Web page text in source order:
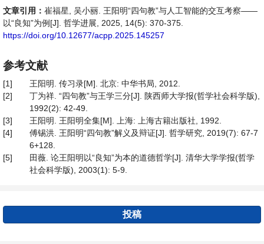
文章引用： 崔福星, 吴小丽. 王阳明“四句教”与人工智能的交互考察——
以“良知”为例[J]. 哲学进展, 2025, 14(5): 370-375.
https://doi.org/10.12677/acpp.2025.145257
参考文献
[1]
王阳明. 传习录[M]. 北京: 中华书局, 2012.
[2]
丁为祥. “四句教”与王学三分[J]. 陕西师大学报(哲学社会科学版),
1992(2): 42-49.
[3]
王阳明. 王阳明全集[M]. 上海: 上海古籍出版社, 1992.
[4]
傅锡洪. 王阳明“四句教”解义及辩证[J]. 哲学研究, 2019(7): 67-7
6+128.
[5]
田薇. 论王阳明以“良知”为本的道德哲学[J]. 清华大学学报(哲学
社会科学版), 2003(1): 5-9.
投稿